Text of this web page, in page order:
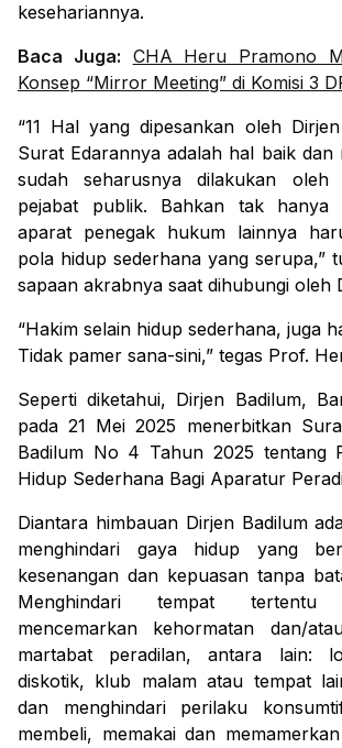
kesehariannya.
Baca Juga: CHA Heru Pramono
Konsep “Mirror Meeting” di Komisi 3
“11 Hal yang dipesankan oleh
Surat Edarannya adalah hal baik dan
sudah seharusnya dilakukan oleh
pejabat publik. Bahkan tak hanya
aparat penegak hukum lainnya
pola hidup sederhana yang serupa,”
sapaan akrabnya saat dihubungi oleh
“Hakim selain hidup sederhana, juga
Tidak pamer sana-sini,” tegas Prof.
Seperti diketahui, Dirjen Badilum,
pada 21 Mei 2025 menerbitkan
Badilum No 4 Tahun 2025 tentang
Hidup Sederhana Bagi Aparatur
Diantara himbauan Dirjen Badilum
menghindari gaya hidup yang
kesenangan dan kepuasan tanpa
Menghindari tempat
mencemarkan kehormatan dan/
martabat peradilan, antara lain:
diskotik, klub malam atau tempat
dan menghindari perilaku
membeli, memakai dan